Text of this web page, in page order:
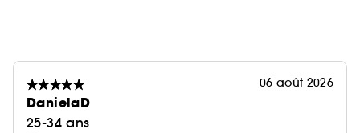
06 août 2026
DanielaD
25-34 ans